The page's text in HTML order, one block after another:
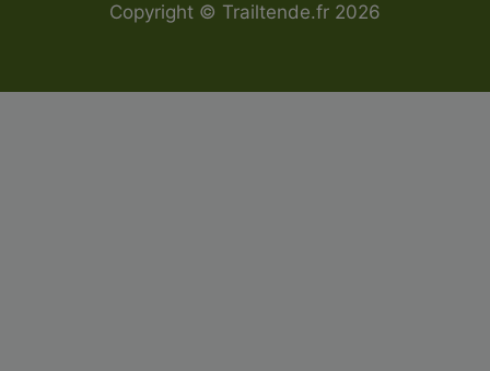
Copyright © Trailtende.fr 2026